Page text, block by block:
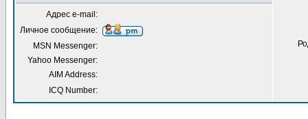
Адрес e-mail:
Личное сообщение:
MSN Messenger:
Yahoo Messenger:
AIM Address:
ICQ Number: